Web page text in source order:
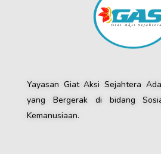
Yayasan Giat Aksi Sejahtera
yang Bergerak di bidang
Kemanusiaan.